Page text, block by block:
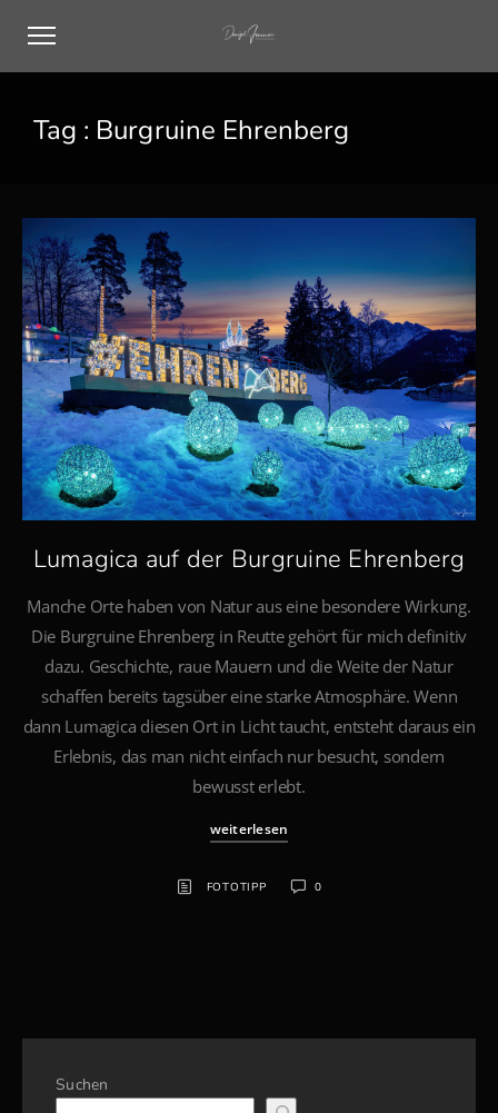
Tag : Burgruine Ehrenberg
Lumagica auf der Burgruine Ehrenberg
Manche Orte haben von Natur aus eine besondere Wirkung.
Die Burgruine Ehrenberg in Reutte gehört für mich definitiv
dazu. Geschichte, raue Mauern und die Weite der Natur
schaffen bereits tagsüber eine starke Atmosphäre. Wenn
dann Lumagica diesen Ort in Licht taucht, entsteht daraus ein
Erlebnis, das man nicht einfach nur besucht, sondern
bewusst erlebt.
weiterlesen
FOTOTIPP 0
Suchen